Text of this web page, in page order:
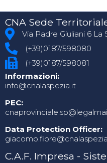
CNA Sede
Via Padre Giuliani 6 La
(+39)0187/598080
(+39)0187/598081
Informazioni:
info@cnalaspezia.it
PEC:
Data Protection Officer:
C.A.F. Impresa -